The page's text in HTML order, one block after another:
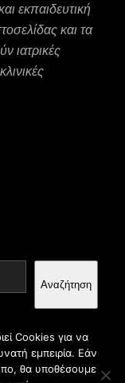
εκπαιδευτική
και τα
ιατρικές
Αναζήτηση
Cookies για να
εμπειρία. Εάν
θα υποθέσουμε